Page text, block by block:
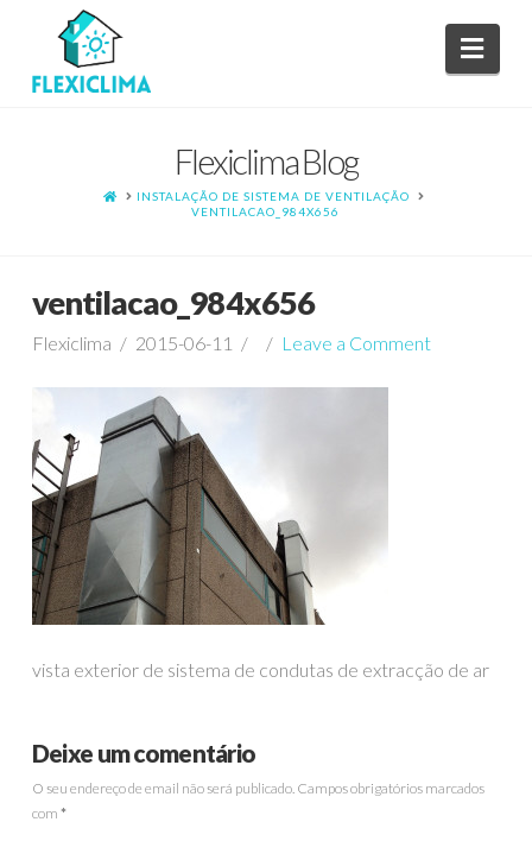
Flexiclima Blog
HOMEINSTALAÇÃO DE SISTEMA DE VENTILAÇÃO
VENTILACAO_984X656
ventilacao_984x656
Flexiclima 2015-06-11 Leave a Comment
vista exterior de sistema de condutas de extracção de ar
Deixe um comentário
O seu endereço de email não será publicado. Campos obrigatórios marcados
com *